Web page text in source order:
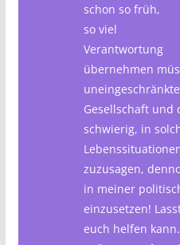
schon so früh,
so viel
Verantwortung
übernehmen
Gesellschaft und
schwierig, in
zuzusagen,
in meiner
einzusetzen!
euch helfen